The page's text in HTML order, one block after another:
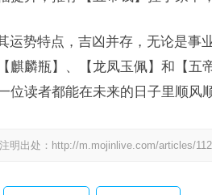
运势特点，吉凶并存，无论是事
麒麟瓶】、【龙凤玉佩】和【五
读者都能在未来的日子里顺风
明出处： http://m.mojinlive.com/articles/